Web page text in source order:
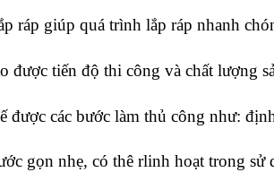
ráp giúp quá trình lắp ráp nhanh
được tiến độ thi công và chất lượng
được các bước làm thủ công như:
gọn nhẹ, có thê rlinh hoạt trong sử